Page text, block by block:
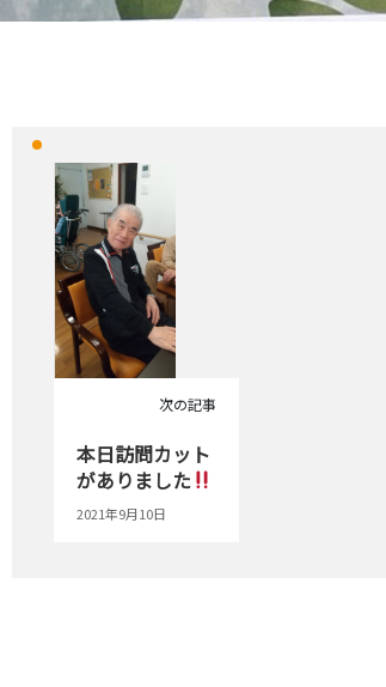
次の記事
本日訪問カット
がありました
2021年9月10日